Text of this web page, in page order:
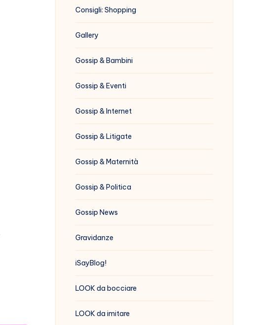
Consigli: Shopping
Gallery
Gossip & Bambini
Gossip & Eventi
Gossip & Internet
Gossip & Litigate
Gossip & Maternità
Gossip & Politica
Gossip News
Gravidanze
iSayBlog!
LOOK da bocciare
LOOK da imitare